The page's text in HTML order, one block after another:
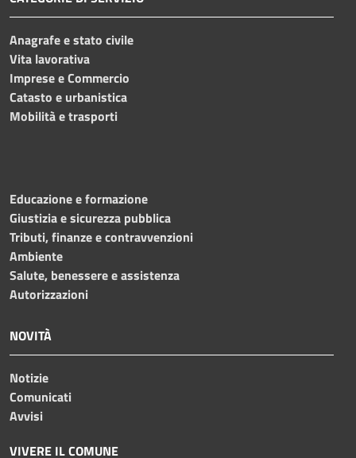
Anagrafe e stato civile
Vita lavorativa
Imprese e Commercio
Catasto e urbanistica
Mobilità e trasporti
Educazione e formazione
Giustizia e sicurezza pubblica
Tributi, finanze e contravvenzioni
Ambiente
Salute, benessere e assistenza
Autorizzazioni
NOVITÀ
Notizie
Comunicati
Avvisi
VIVERE IL COMUNE